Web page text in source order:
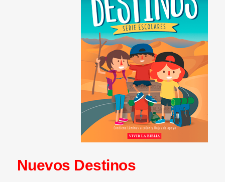
Nuevos Destinos